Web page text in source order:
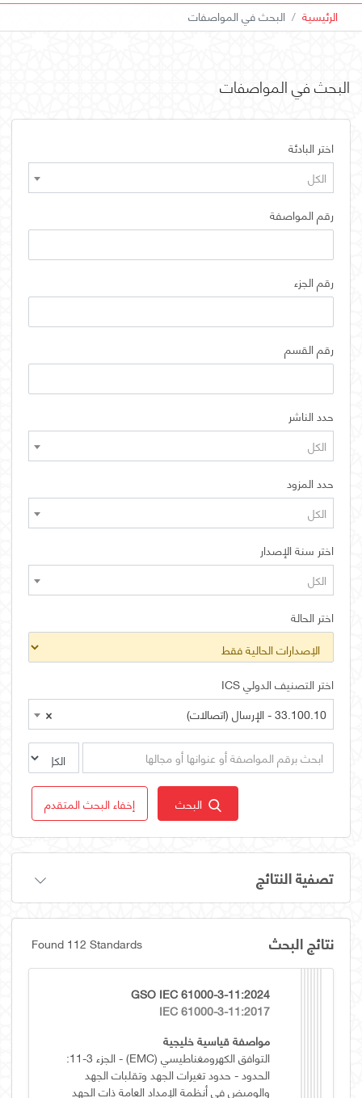
الرئيسية البحث في المواصفات
البحث في المواصفات
اختر البادئة
الكل
رقم المواصفة
رقم الجزء
رقم القسم
حدد الناشر
الكل
حدد المزود
الكل
اختر سنة الإصدار
الكل
اختر الحالة
اختر التصنيف الدولي ICS
×
33.100.10 - الإرسال (اتصالات)
البحث إخفاء البحث المتقدم
تصفية النتائج
نتائج البحث Found 112 Standards
GSO IEC 61000-3-11:2024
IEC 61000-3-11:2017
مواصفة قياسية خليجية
التوافق الكهرومغناطيسي (EMC) - الجزء 3-11:
الحدود - حدود تغيرات الجهد وتقلبات الجهد
والوميض في أنظمة الإمداد العامة ذات الجهد